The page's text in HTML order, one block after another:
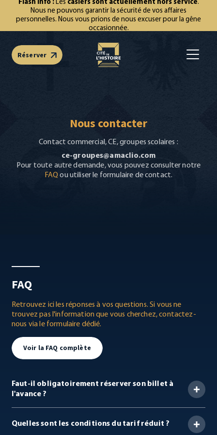
Les casiers sont actuellement hors service.
Nous ne pouvons garantir la sécurité de vos affaires
personnelles. Nous vous prions de nous excuser pour la gêne
occasionnée.
Réserver Open
Nous contacter
Contact commercial, CE, groupes scolaires :
ce-groupes@amaclio.com
Pour toute autre demande, vous pouvez consulter notre
FAQ ou utiliser le formulaire de contact.
FAQ
Retrouvez ici les réponses à vos questions. Si vous ne
trouvez pas l'information que vous cherchez, contactez-
nous via le formulaire dédié.
Voir la FAQ complète
Faut-il obligatoirement réserver son billet à
l'avance ?
à l'avance.
Quelles sont les conditions du tarif réduit ?